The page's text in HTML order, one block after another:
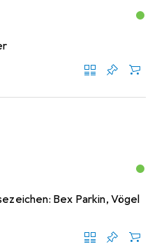
Bex Parkin, Vögel